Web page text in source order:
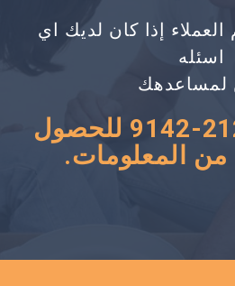
إذا كان لديك اي
اسئله
اتصل 050-212-9142 للحصول
المعلومات.